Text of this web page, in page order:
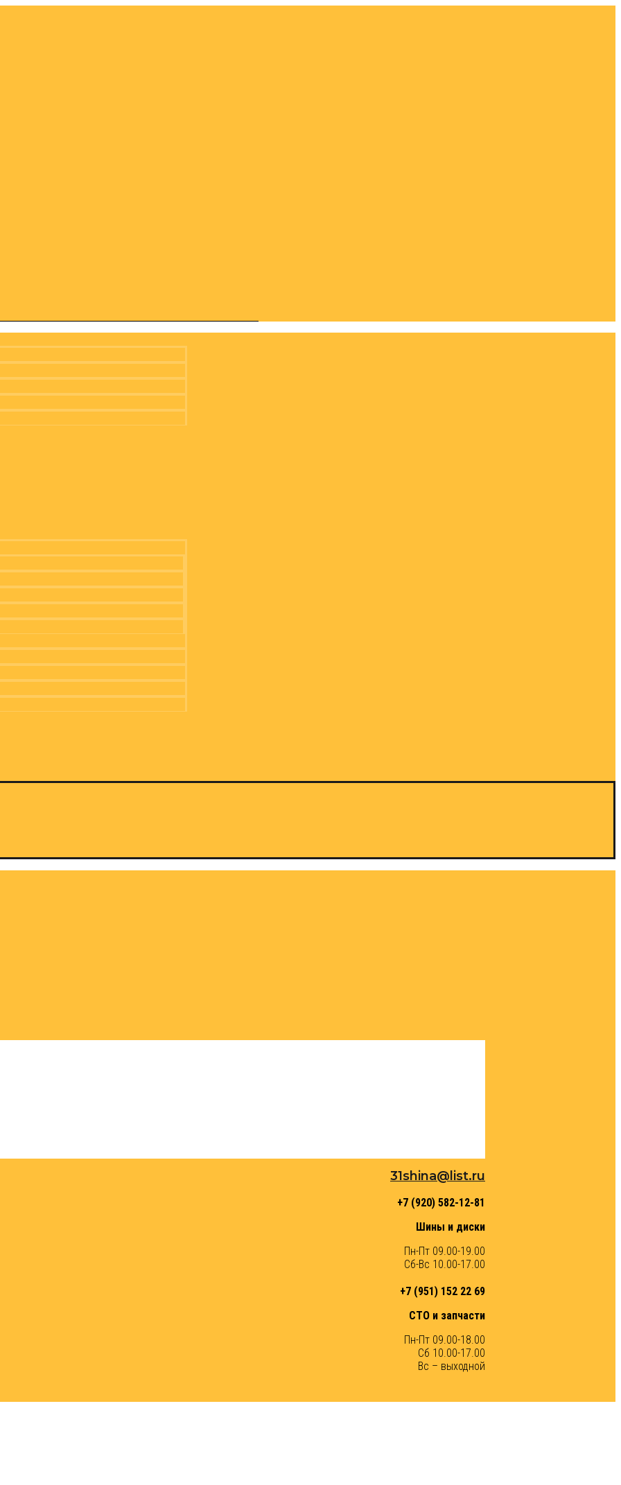
31shina@list.ru
+7 (920) 582-12-81
Шины и диски
Пн-Пт 09.00-19.00
Сб-Вс 10.00-17.00
+7 (951) 152 22 69
СТО и запчасти
Пн-Пт 09.00-18.00
Сб 10.00-17.00
Вс – выходной